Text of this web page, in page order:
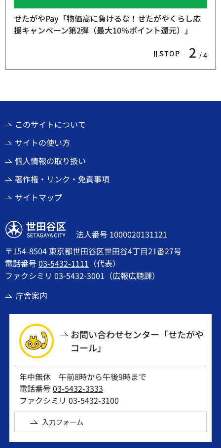
STOP 2 4
せたがやPay「物価高に負けるな！せたがやくらし応
援キャンペーン第2弾（最大10％ポイント還元）」
このサイトについて
サイトの使い方
個人情報の取り扱い
著作権・リンク・免責事項
サイトマップ
世田谷区
法人番号 1000020131121
〒154-8504 東京都世田谷区世田谷4丁目21番27号
電話番号03-5432-1111 （代表）
ファクシミリ 03-5432-3001（広報広聴課）
庁舎案内
お問い合わせセンター「せたがや
コール」
年中無休 午前8時から午後9時まで
電話番号03-5432-3333
ファクシミリ 03-5432-3100
入力フォーム